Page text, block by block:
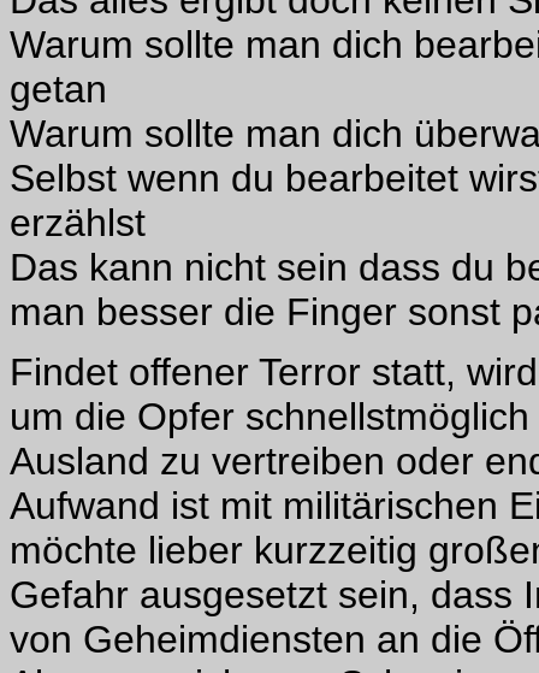
Warum sollte man dich
getan
Warum sollte man dich
Selbst wenn du bearbeitet
erzählst
Das kann nicht sein dass du
man besser die Finger sonst
Findet offener Terror statt,
um die Opfer
Ausland zu vertreiben oder
Aufwand ist mit militärischen
möchte lieber kurzzeitig
Gefahr ausgesetzt sein, dass
von Geheimdiensten an die